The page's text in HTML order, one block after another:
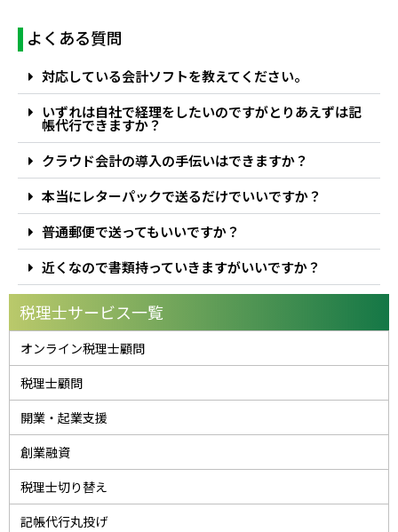
よくある質問
対応している会計ソフトを教えてください。
いずれは自社で経理をしたいのですがとりあえずは記
帳代行できますか？
クラウド会計の導入の手伝いはできますか？
本当にレターパックで送るだけでいいですか？
普通郵便で送ってもいいですか？
近くなので書類持っていきますがいいですか？
税理士サービス一覧
オンライン税理士顧問
税理士顧問
開業・起業支援
創業融資
税理士切り替え
記帳代行丸投げ